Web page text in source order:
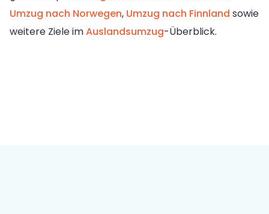
Umzug nach Norwegen, Umzug nach Finnland sowie
weitere Ziele imAuslandsumzug-Überblick.